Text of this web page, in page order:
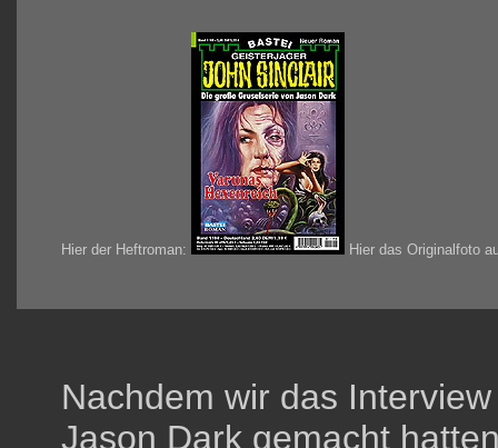
Hier der Heftroman: Hier das Originalfoto
Nachdem wir das
Jason Dark gemacht